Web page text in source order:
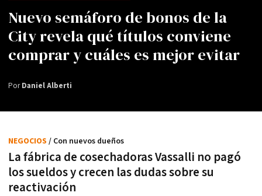
Nuevo semáforo de bonos de la
City revela qué títulos conviene
comprar y cuáles es mejor evitar
PorDaniel Alberti
La fábrica de cosechadoras Vassalli no pagó
los sueldos y crecen las dudas sobre su
reactivación
NEGOCIOS / Con nuevos dueños